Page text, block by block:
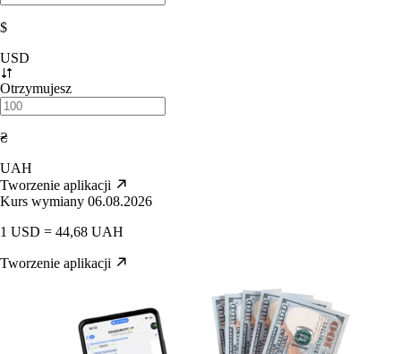
$
USD
Otrzymujesz
₴
UAH
Tworzenie aplikacji
Kurs wymiany 06.08.2026
1 USD = 44,68 UAH
Tworzenie aplikacji